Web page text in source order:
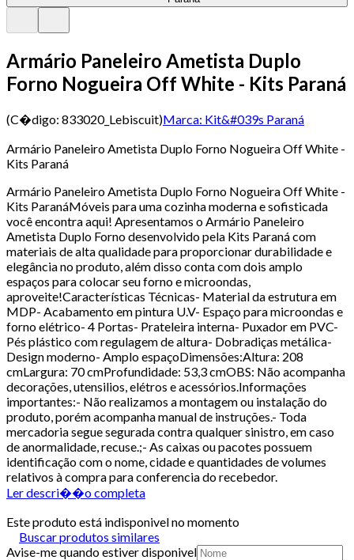
Armário Paneleiro Ametista Duplo
Forno Nogueira Off White - Kits Paraná
(C�digo: 833020_Lebiscuit)Marca: Kit&#039s Paraná
Armário Paneleiro Ametista Duplo Forno Nogueira Off White -
Kits Paraná
Armário Paneleiro Ametista Duplo Forno Nogueira Off White -
Kits ParanáMóveis para uma cozinha moderna e sofisticada
você encontra aqui! Apresentamos o Armário Paneleiro
Ametista Duplo Forno desenvolvido pela Kits Paraná com
materiais de alta qualidade para proporcionar durabilidade e
elegância no produto, além disso conta com dois amplo
espaços para colocar seu forno e microondas,
aproveite!Características Técnicas- Material da estrutura em
MDP- Acabamento em pintura U.V- Espaço para microondas e
forno elétrico- 4 Portas- Prateleira interna- Puxador em PVC-
Pés plástico com regulagem de altura- Dobradiças metálica-
Design moderno- Amplo espaçoDimensões:Altura: 208
cmLargura: 70 cmProfundidade: 53,3 cmOBS: Não acompanha
decorações, utensilios, elétros e acessórios.Informações
importantes:- Não realizamos a montagem ou instalação do
produto, porém acompanha manual de instruções.- Toda
mercadoria segue segurada contra qualquer sinistro, em caso
de anormalidade, recuse.;- As caixas ou pacotes possuem
identificação com o nome, cidade e quantidades de volumes
relativos à compra para conferencia do recebedor.
Ler descri��o completa
Este produto está indisponivel no momento
Buscar produtos similares
Avise-me quando estiver disponivel